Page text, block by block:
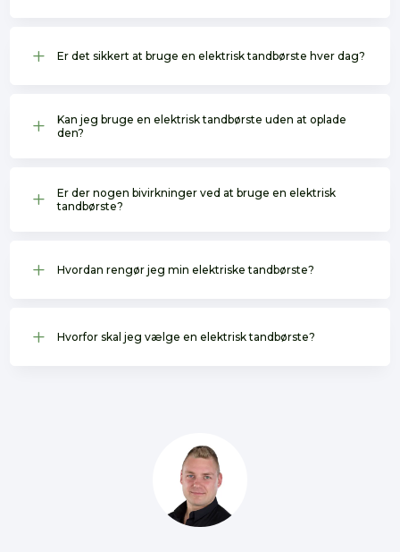
L Er det sikkert at bruge en elektrisk tandbørste hver dag?
L
Kan jeg bruge en elektrisk tandbørste uden at oplade
den?
L
Er der nogen bivirkninger ved at bruge en elektrisk
tandbørste?
L Hvordan rengør jeg min elektriske tandbørste?
L Hvorfor skal jeg vælge en elektrisk tandbørste?